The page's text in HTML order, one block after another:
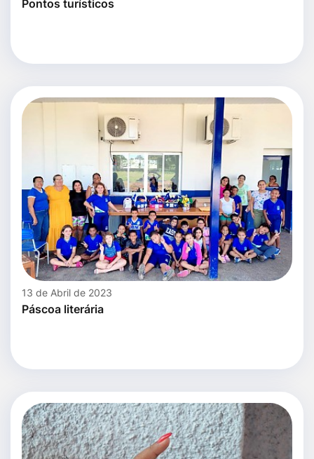
Pontos turísticos
13 de Abril de 2023
Páscoa literária